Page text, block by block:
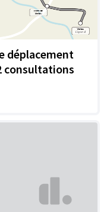
déplacement
consultations